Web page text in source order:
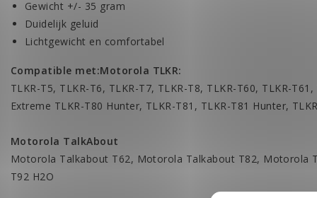
Gewicht +/- 35 gram
Duidelijk geluid
Lichtgewicht en comfortabel
Compatible met:Motorola TLKR:
TLKR-T5, TLKR-T6, TLKR-T7, TLKR-T8, TLKR-T60, TLKR-
Extreme TLKR-T80 Hunter, TLKR-T81, TLKR-T81 Hunter,
Motorola TalkAbout
Motorola Talkabout T62, Motorola Talkabout T82, Motorola
T92 H2O